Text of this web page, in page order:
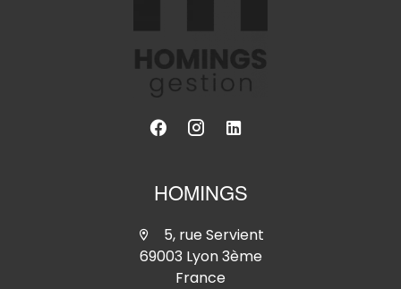
HOMINGS
5, rue Servient
69003 Lyon 3ème
France